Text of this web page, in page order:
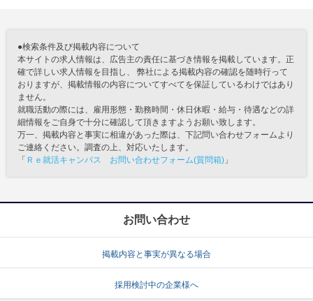
●検索条件及び掲載内容について
本サイトの求人情報は、広告主の責任に基づき情報を掲載しています。正
確で詳しい求人情報を目指し、 弊社による掲載内容の確認を随時行って
おりますが、掲載情報の内容についてすべてを保証しているわけではあり
ません。
就職活動の際には、雇用形態・勤務時間・休日休暇・給与・待遇などの詳
細情報をご自身で十分に確認して頂きますようお願い致します。
万一、掲載内容と事実に相違があった際は、下記問い合わせフォームより
ご連絡ください。調査の上、対応いたします。
「 Ｒｅ就活キャンパス お問い合わせフォーム(質問箱) 」
お問い合わせ
掲載内容と事実が異なる場合
採用検討中の企業様へ